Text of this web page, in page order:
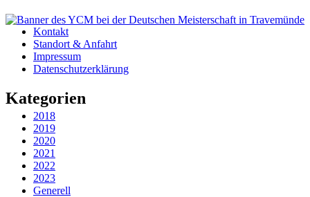
Kontakt
Standort & Anfahrt
Impressum
Datenschutzerklärung
Kategorien
2018
2019
2020
2021
2022
2023
Generell